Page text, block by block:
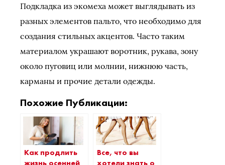
Подкладка из экомеха может выглядывать из
разных элементов пальто, что необходимо для
создания стильных акцентов. Часто таким
материалом украшают воротник, рукава, зону
около пуговиц или молнии, нижнюю часть,
карманы и прочие детали одежды.
Похожие Публикации:
Как продлить
Все, что вы